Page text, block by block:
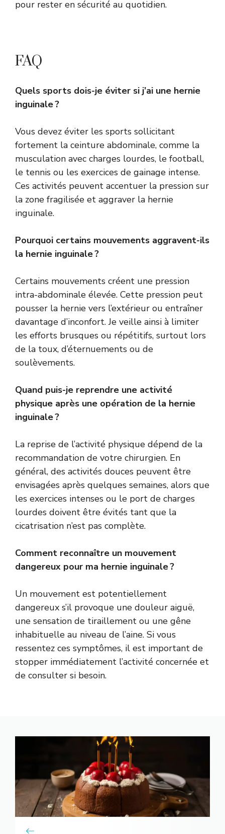
pour rester en sécurité au quotidien.
FAQ
Quels sports dois-je éviter si j’ai une hernie
inguinale ?
Vous devez éviter les sports sollicitant
fortement la ceinture abdominale, comme la
musculation avec charges lourdes, le football,
le tennis ou les exercices de gainage intense.
Ces activités peuvent accentuer la pression sur
la zone fragilisée et aggraver la hernie
inguinale.
Pourquoi certains mouvements aggravent-ils
la hernie inguinale ?
Certains mouvements créent une pression
intra-abdominale élevée. Cette pression peut
pousser la hernie vers l’extérieur ou entraîner
davantage d’inconfort. Je veille ainsi à limiter
les efforts brusques ou répétitifs, surtout lors
de la toux, d’éternuements ou de
soulèvements.
Quand puis-je reprendre une activité
physique après une opération de la hernie
inguinale ?
La reprise de l’activité physique dépend de la
recommandation de votre chirurgien. En
général, des activités douces peuvent être
envisagées après quelques semaines, alors que
les exercices intenses ou le port de charges
lourdes doivent être évités tant que la
cicatrisation n’est pas complète.
Comment reconnaître un mouvement
dangereux pour ma hernie inguinale ?
Un mouvement est potentiellement
dangereux s’il provoque une douleur aiguë,
une sensation de tiraillement ou une gêne
inhabituelle au niveau de l’aine. Si vous
ressentez ces symptômes, il est important de
stopper immédiatement l’activité concernée et
de consulter si besoin.